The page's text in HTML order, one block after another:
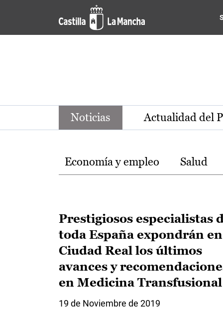
Pasar al contenido principal
Noticias de la región de
Noticias Actualidad del
Temas
Economía y empleo Salud
Prestigiosos especialistas
toda España expondrán en
Ciudad Real los últimos
avances y
en Medicina Transfusional
19 de Noviembre de 2019